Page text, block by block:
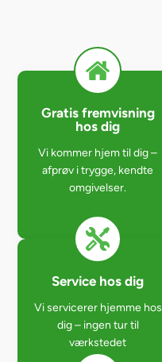
Gratis fremvisning
hos dig
Vi kommer hjem til dig –
afprøv i trygge, kendte
omgivelser.
Service hos dig
Vi servicerer hjemme hos
dig – ingen tur til
værkstedet